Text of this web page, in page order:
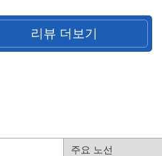
리뷰 더보기
주요 노선